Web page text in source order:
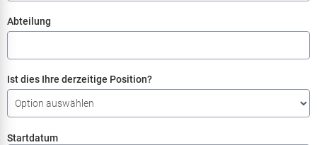
Abteilung
Ist dies Ihre derzeitige Position?
Startdatum